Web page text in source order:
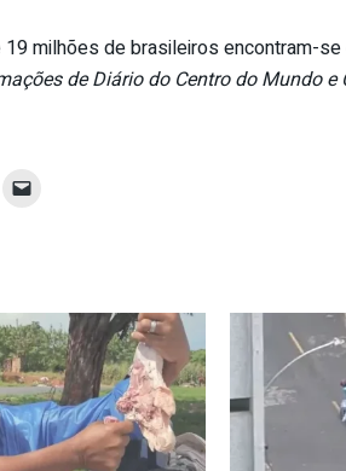
milhões de brasileiros encontram-
de Diário do Centro do Mundo e